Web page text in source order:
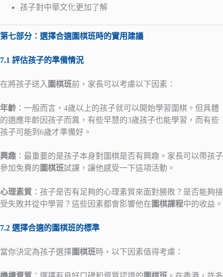
孩子對中華文化更加了解
第七部分：選擇合適圍棋班時的實用建議
7.1 評估孩子的準備情況
在將孩子送入 圍棋班前，家長可以考慮以下因素：
年齡 ：一般而言，4歲以上的孩子就可以開始學習圍棋。但具體
的適應年齡因孩子而異，有些早慧的3歲孩子也能學習，而有些
孩子可能到6歲才準備好。
興趣 ：最重要的是孩子本身對圍棋是否有興趣。家長可以帶孩子
參加免費的 圍棋班試課，讓他感受一下這項活動。
心理素質 ：孩子是否有足夠的心理素質來面對勝敗？是否能夠接
受失敗并從中學習？這些因素都會影響他在 圍棋課程中的收益。
7.2 選擇合適的圍棋班的標準
當你決定為孩子選擇圍棋班時，以下因素值得考慮：